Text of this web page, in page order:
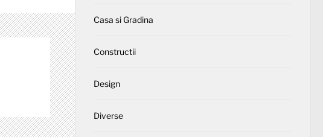
Casa si Gradina
Constructii
Design
Diverse